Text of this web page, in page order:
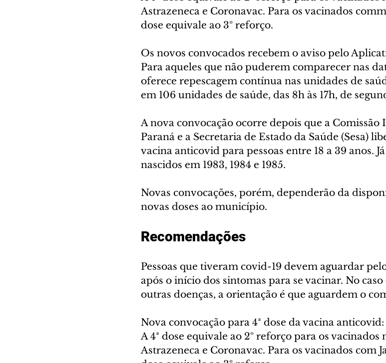
Astrazeneca e Coronavac. Para os vacinados comm
dose equivale ao 3º reforço.
Os novos convocados recebem o aviso pelo
Para aqueles que não puderem comparecer nas
oferece repescagem contínua nas unidades de
em 106 unidades de saúde, das 8h às 17h, de
A nova convocação ocorre depois que a
Paraná e a Secretaria de Estado da Saúde (Sesa)
vacina anticovid para pessoas entre 18 a 39 anos.
nascidos em 1983, 1984 e 1985.
Novas convocações, porém, dependerão da
novas doses ao município.
Recomendações
Pessoas que tiveram covid-19 devem aguardar
após o início dos sintomas para se vacinar. No
outras doenças, a orientação é que aguardem o
Nova convocação para 4ª dose da vacina anticovid:
A 4ª dose equivale ao 2º reforço para os vacinados
Astrazeneca e Coronavac. Para os vacinados com